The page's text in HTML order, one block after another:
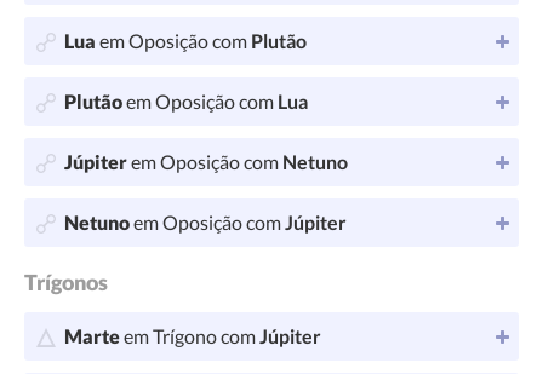
Lua em Oposição com Plutão
Plutãoem Oposição com Lua
Júpiterem Oposição com Netuno
Netunoem Oposição comJúpiter
Trígonos
Marteem Trígono comJúpiter